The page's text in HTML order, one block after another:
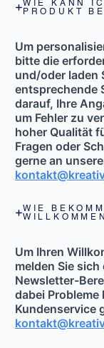
WIE KANN
PRODUKT
Um
bitte die
und/oder laden
entsprechende
darauf, Ihre
um Fehler zu
hoher Qualität
Fragen oder
gerne an
WIE
Um Ihren
melden Sie
Newsletter-
dabei
Kundenservice